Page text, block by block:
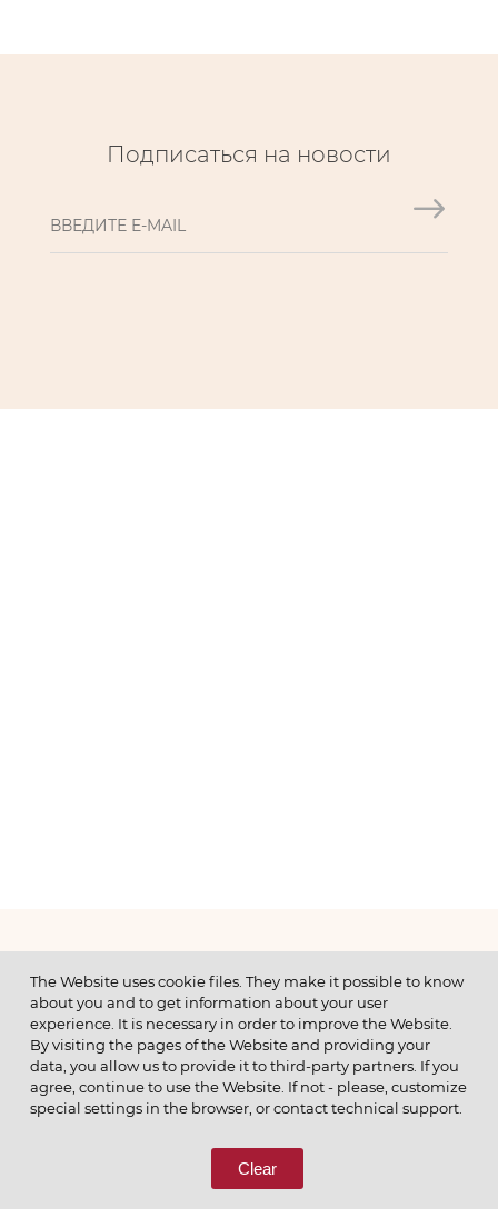
Подписаться на новости
МЕНЮ
© 2026 ОАО
ПОЗВОНИТЕ НАМ
8 (800) 333-65-66
The Website uses cookie files. They make it possible to know
about you and to get information about your user
experience. It is necessary in order to improve the Website.
By visiting the pages of the Website and providing your
data, you allow us to provide it to third-party partners. If you
agree, continue to use the Website. If not - please, customize
special settings in the browser, or contact technical support.
Clear